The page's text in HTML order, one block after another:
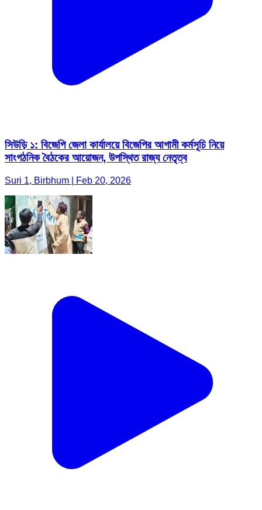
সিউড়ি ১: বিজেপি জেলা কার্যালয়ে বিজেপির আগামী কর্মসূচি নিয়ে
সাংগঠনিক বৈঠকের আয়োজন, উপস্থিত রাজ্য নেতৃত্ব
Suri 1, Birbhum | Feb 20, 2026